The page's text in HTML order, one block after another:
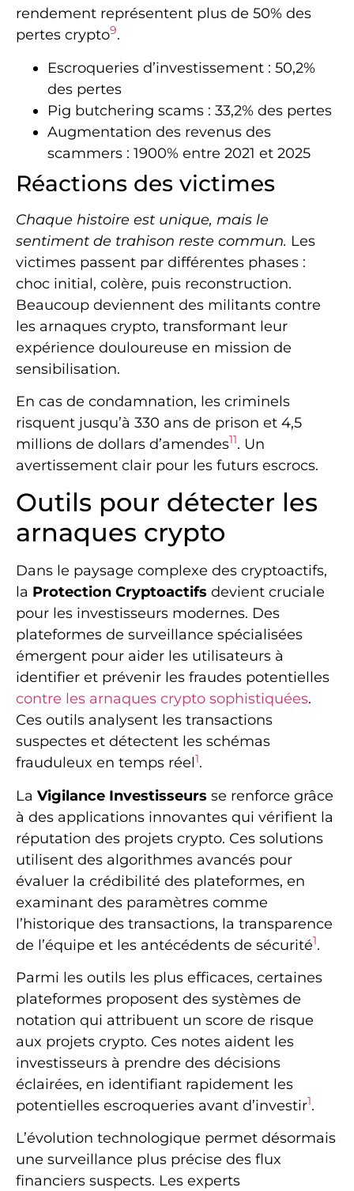
rendement représentent plus de 50% des
pertes crypto9.
Escroqueries d’investissement : 50,2%
des pertes
Pig butchering scams : 33,2% des pertes
Augmentation des revenus des
scammers : 1900% entre 2021 et 2025
Réactions des victimes
Chaque histoire est unique, mais le
sentiment de trahison reste commun. Les
victimes passent par différentes phases :
choc initial, colère, puis reconstruction.
Beaucoup deviennent des militants contre
les arnaques crypto, transformant leur
expérience douloureuse en mission de
sensibilisation.
En cas de condamnation, les criminels
risquent jusqu’à 330 ans de prison et 4,5
millions de dollars d’amendes11. Un
avertissement clair pour les futurs escrocs.
Outils pour détecter les
arnaques crypto
Dans le paysage complexe des cryptoactifs,
la Protection Cryptoactifs devient cruciale
pour les investisseurs modernes. Des
plateformes de surveillance spécialisées
émergent pour aider les utilisateurs à
identifier et prévenir les fraudes potentielles
contre les arnaques crypto sophistiquées.
Ces outils analysent les transactions
suspectes et détectent les schémas
frauduleux en temps réel1.
La Vigilance Investisseurs se renforce grâce
à des applications innovantes qui vérifient la
réputation des projets crypto. Ces solutions
utilisent des algorithmes avancés pour
évaluer la crédibilité des plateformes, en
examinant des paramètres comme
l’historique des transactions, la transparence
de l’équipe et les antécédents de sécurité1.
Parmi les outils les plus efficaces, certaines
plateformes proposent des systèmes de
notation qui attribuent un score de risque
aux projets crypto. Ces notes aident les
investisseurs à prendre des décisions
éclairées, en identifiant rapidement les
potentielles escroqueries avant d’investir1.
L’évolution technologique permet désormais
une surveillance plus précise des flux
financiers suspects. Les experts